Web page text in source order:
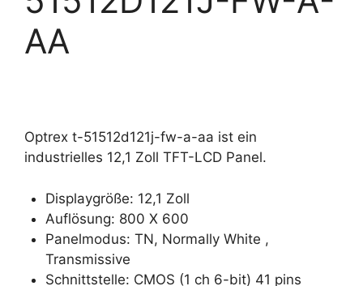
AA
Optrex t-51512d121j-fw-a-aa ist ein
industrielles 12,1 Zoll TFT-LCD Panel.
Displaygröße: 12,1 Zoll
Auflösung: 800 X 600
Panelmodus: TN, Normally White ,
Transmissive
Schnittstelle: CMOS (1 ch 6-bit) 41 pins